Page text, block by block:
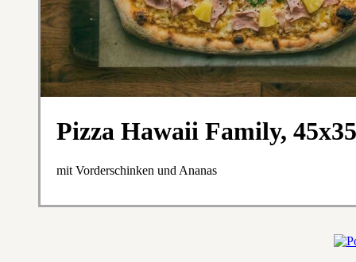
Pizza Hawaii Family,
mit Vorderschinken und Ananas